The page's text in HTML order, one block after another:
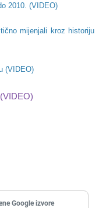
2010. (VIDEO)
mijenjali kroz historiju
(VIDEO)
Google izvore